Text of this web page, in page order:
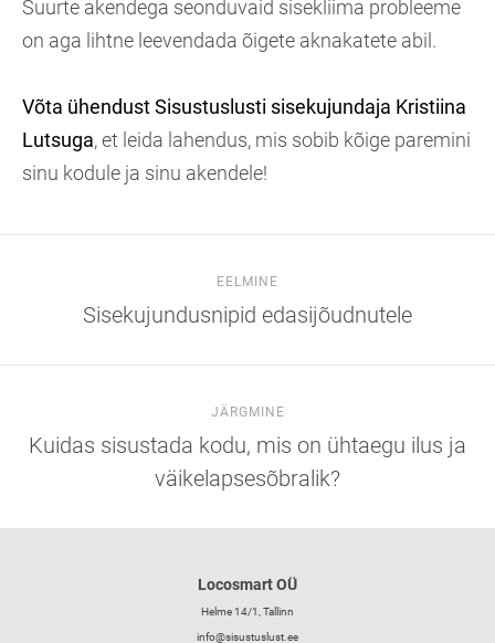
Suurte akendega seonduvaid sisekliima probleeme
on aga lihtne leevendada õigete aknakatete abil.
Võta ühendust Sisustuslusti sisekujundaja Kristiina
Lutsuga, et leida lahendus, mis sobib kõige paremini
sinu kodule ja sinu akendele!
EELMINE
Sisekujundusnipid edasijõudnutele
JÄRGMINE
Kuidas sisustada kodu, mis on ühtaegu ilus ja
väikelapsesõbralik?
Locosmart OÜ
Helme 14/1, Tallinn
info@sisustuslust.ee